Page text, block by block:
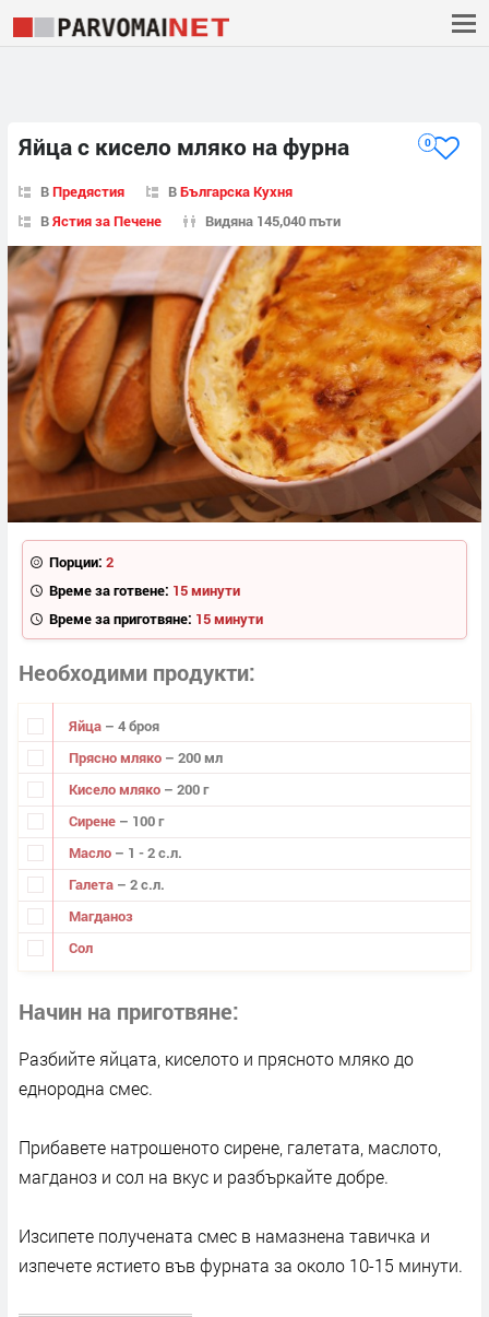
Яйца с кисело мляко на фурна 0
ВПредястия ВБългарска Кухня
ВЯстия за Печене Видяна 145,040 пъти
Порции: 2
Време за готвене: 15 минути
Време за приготвяне: 15 минути
Необходими продукти
Яйца – 4 броя
Прясно мляко – 200 мл
Кисело мляко – 200 г
Сирене – 100 г
Масло – 1 - 2 с.л.
Галета – 2 с.л.
Магданоз
Сол
Начин на приготвяне
Разбийте яйцата, киселото и прясното мляко до
еднородна смес.
Прибавете натрошеното сирене, галетата, маслото,
магданоз и сол на вкус и разбъркайте добре.
Изсипете получената смес в намазнена тавичка и
изпечете ястието във фурната за около 10-15 минути.